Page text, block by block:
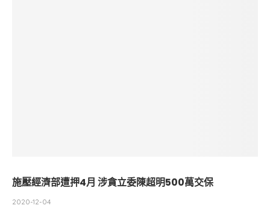
施壓經濟部遭押4月 涉貪立委陳超明500萬交保
2020-12-04